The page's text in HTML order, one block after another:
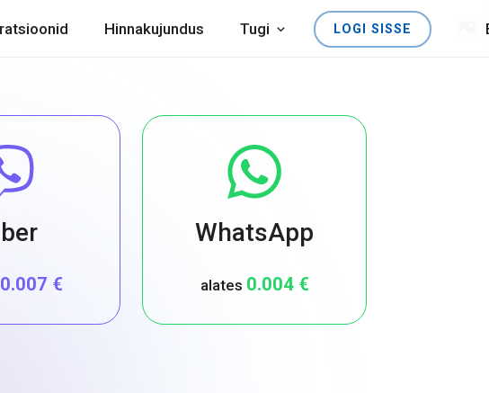
Hinnakujundus Tugi LOGI SISSE
0.007 €
WhatsApp
alates 0.004 €